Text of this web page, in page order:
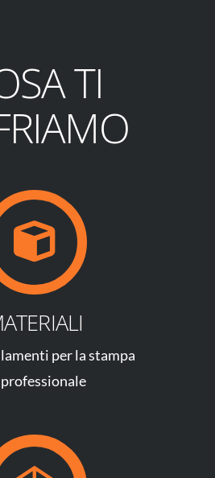
TI
per la stampa